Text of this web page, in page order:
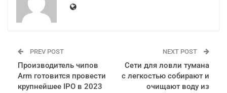
PREV POST
Производитель чипов
Arm готовится провести
крупнейшее IPO в 2023
NEXT POST
Сети для ловли тумана
с легкостью собирают и
очищают воду из